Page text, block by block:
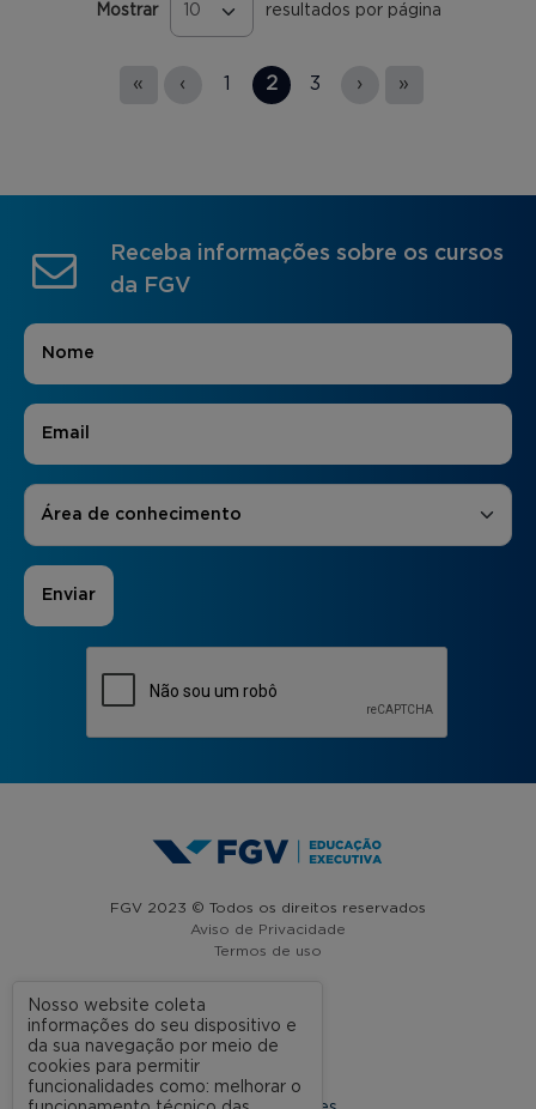
Mostrar resultados por página
« ‹ 1 2 3 › »
Receba informações sobre os cursos
da FGV
Nome
E-mail
Áreas de Interesse
Área de conhecimento
FGV 2023 © Todos os direitos reservados
Aviso de Privacidade
Termos de uso
A FGV
Nosso website coleta
informações do seu dispositivo e
da sua navegação por meio de
cookies para permitir
funcionalidades como: melhorar o